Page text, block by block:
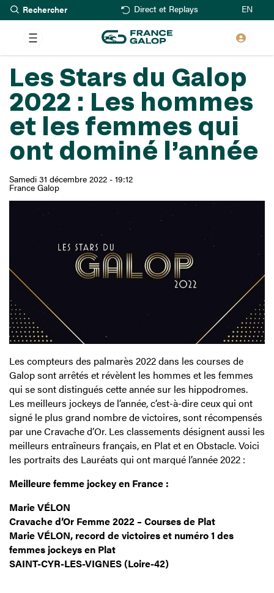
Aller
au
contenu
principal
Rechercher Direct et Replays EN
Les Stars du Galop
2022 : Les hommes
et les femmes qui
ont dominé l’année
Samedi 31 décembre 2022 - 19:12
France Galop
Les compteurs des palmarès 2022 dans les courses de
Galop sont arrêtés et révèlent les hommes et les femmes
qui se sont distingués cette année sur les hippodromes.
Les meilleurs jockeys de l’année, c’est-à-dire ceux qui ont
signé le plus grand nombre de victoires, sont récompensés
par une Cravache d’Or. Les classements désignent aussi les
meilleurs entraîneurs français, en Plat et en Obstacle. Voici
les portraits des Lauréats qui ont marqué l’année 2022 :
Meilleure femme jockey en France :
Marie VÉLON
Cravache d’Or Femme 2022 – Courses de Plat
Marie VÉLON, record de victoires et numéro 1 des
femmes jockeys en Plat
SAINT-CYR-LES-VIGNES (Loire-42)